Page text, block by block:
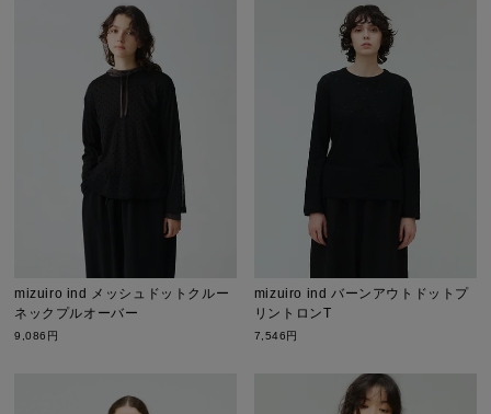
mizuiro ind メッシュドットクルー
ネックプルオーバー
9,086円
mizuiro ind バーンアウトドットプ
リントロンT
7,546円